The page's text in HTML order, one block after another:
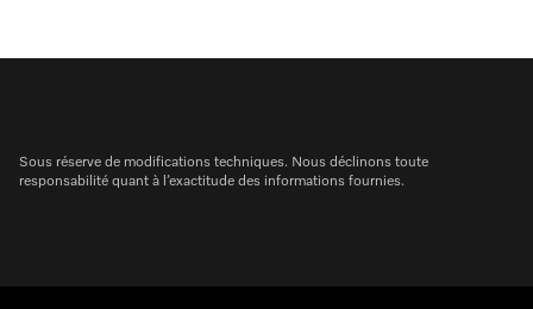
Sous réserve de modifications techniques. Nous déclinons toute
responsabilité quant à l’exactitude des informations fournies.